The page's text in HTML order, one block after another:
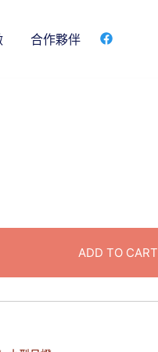
合作夥伴
ADD TO CART